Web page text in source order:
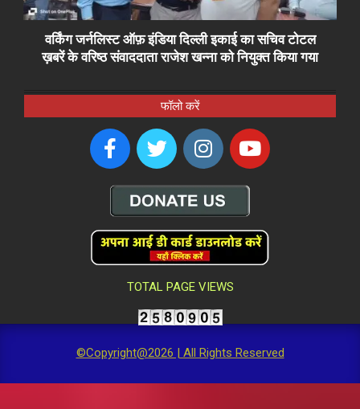
वर्किंग जर्नलिस्ट ऑफ़ इंडिया दिल्ली इकाई का सचिव टोटल
ख़बरें के वरिष्ठ संवाददाता राजेश खन्ना को नियुक्त किया गया
फॉलो करें
TOTAL PAGE VIEWS
©Copyright@2026 | All Rights Reserved